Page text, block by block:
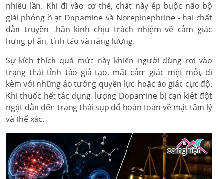
nhiều lần. Khi đi vào cơ thể, chất này ép buộc não bộ
giải phóng ồ ạt Dopamine và Norepinephrine - hai chất
dẫn truyền thần kinh chịu trách nhiệm về cảm giác
hưng phấn, tỉnh táo và năng lượng.
Sự kích thích quá mức này khiến người dùng rơi vào
trạng thái tỉnh táo giả tạo, mất cảm giác mệt mỏi, đi
kèm với những ảo tưởng quyền lực hoặc ảo giác cực độ.
Khi thuốc hết tác dụng, lượng Dopamine bị cạn kiệt đột
ngột dẫn đến trạng thái sụp đổ hoàn toàn về mặt tâm lý
và thể xác.